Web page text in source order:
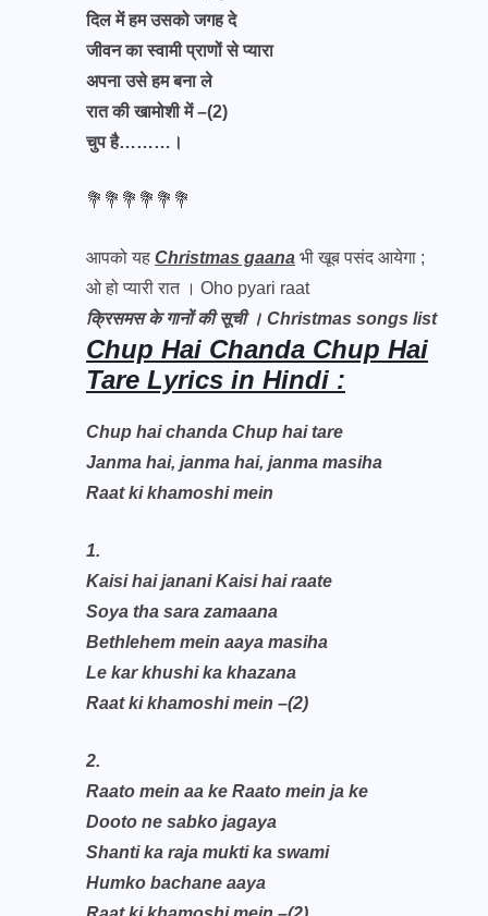
दिल में हम उसको जगह दे
जीवन का स्वामी प्राणों से प्यारा
अपना उसे हम बना ले
रात की खामोशी में –(2)
चुप है………।
💐💐💐💐💐💐
आपको यह Christmas gaana भी खूब पसंद आयेगा ;
ओ हो प्यारी रात । Oho pyari raat
क्रिसमस के गानों की सूची । Christmas songs list
Chup Hai Chanda Chup Hai
Tare Lyrics in Hindi :
Chup hai chanda Chup hai tare
Janma hai, janma hai, janma masiha
Raat ki khamoshi mein
1.
Kaisi hai janani Kaisi hai raate
Soya tha sara zamaana
Bethlehem mein aaya masiha
Le kar khushi ka khazana
Raat ki khamoshi mein –(2)
2.
Raato mein aa ke Raato mein ja ke
Dooto ne sabko jagaya
Shanti ka raja mukti ka swami
Humko bachane aaya